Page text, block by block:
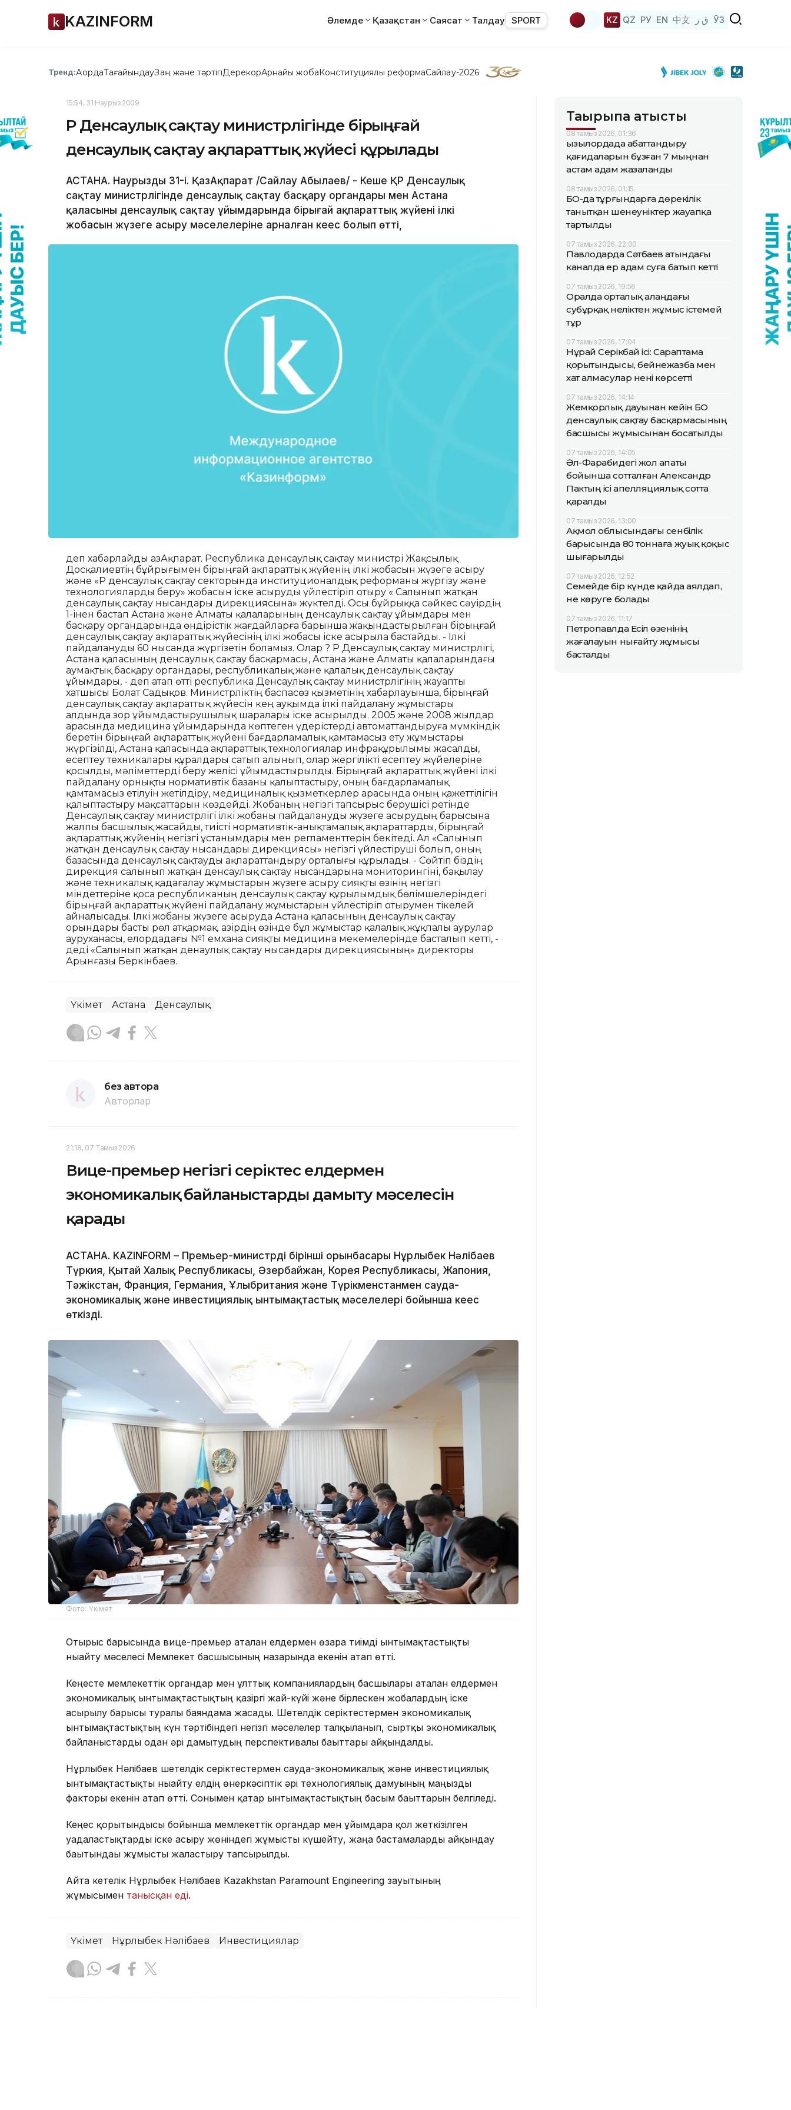
KAZINFORM Әлемде Қазақстан Саясат Талдау SPORT KZ QZ РУ EN 中文 ق ز ЎЗ
Тренд:АқордаТағайындауЗаң және тәртіпДерекқорАрнайы жобаКонституциялық реформаСайлау-2026
15:54, 31 Наурыз 2009
ҚР Денсаулық сақтау министрлігінде бірыңғай
денсаулық сақтау ақпараттық жүйесі құрылады
АСТАНА. Наурыздың 31-і. ҚазАқпарат /Сайлау Абылаев/ - Кеше ҚР Денсаулық
сақтау министрлігінде денсаулық сақтау басқару органдары мен Астана
қаласының денсаулық сақтау ұйымдарында бірыңғай ақпараттық жүйенің ілкі
жобасын жүзеге асыру мәселелеріне арналған кеңес болып өтті,
деп хабарлайды ҚазАқпарат. Республика денсаулық сақтау министрі Жақсылық
Досқалиевтің бұйрығымен бірыңғай ақпараттық жүйенің ілкі жобасын жүзеге асыру
және «ҚР денсаулық сақтау секторында институционалдық реформаны жүргізу және
технологияларды беру» жобасын іске асыруды үйлестіріп отыру « Салынып жатқан
денсаулық сақтау нысандары дирекциясына» жүктелді. Осы бұйрыққа сәйкес сәуірдің
1-інен бастап Астана және Алматы қалаларының денсаулық сақтау ұйымдары мен
басқару органдарында өндірістік жағдайларға барынша жақындастырылған бірыңғай
денсаулық сақтау ақпараттық жүйесінің ілкі жобасы іске асырыла бастайды. - Ілкі
пайдалануды 60 нысанда жүргізетін боламыз. Олар ? ҚР Денсаулық сақтау министрлігі,
Астана қаласының денсаулық сақтау басқармасы, Астана және Алматы қалаларындағы
аумақтық басқару органдары, республикалық және қалалық денсаулық сақтау
ұйымдары, - деп атап өтті республика Денсаулық сақтау министрлігінің жауапты
хатшысы Болат Садықов. Министрліктің баспасөз қызметінің хабарлауынша, бірыңғай
денсаулық сақтау ақпараттық жүйесін кең ауқымда ілкі пайдалану жұмыстары
алдында зор ұйымдастырушылық шаралары іске асырылды. 2005 және 2008 жылдар
арасында медицина ұйымдарында көптеген үдерістерді автоматтандыруға мүмкіндік
беретін бірыңғай ақпараттық жүйені бағдарламалық қамтамасыз ету жұмыстары
жүргізілді, Астана қаласында ақпараттық технологиялар инфрақұрылымы жасалды,
есептеу техникалары құралдары сатып алынып, олар жергілікті есептеу жүйелеріне
қосылды, мәліметтерді беру желісі ұйымдастырылды. Бірыңғай ақпараттық жүйені ілкі
пайдалану орнықты нормативтік базаны қалыптастыру, оның бағдарламалық
қамтамасыз етілуін жетілдіру, медициналық қызметкерлер арасында оның қажеттілігін
қалыптастыру мақсаттарын көздейді. Жобаның негізгі тапсырыс берушісі ретінде
Денсаулық сақтау министрлігі ілкі жобаны пайдалануды жүзеге асырудың барысына
жалпы басшылық жасайды, тиісті нормативтік-анықтамалық ақпараттарды, бірыңғай
ақпараттық жүйенің негізгі ұстанымдары мен регламенттерін бекітеді. Ал «Салынып
жатқан денсаулық сақтау нысандары дирекциясы» негізгі үйлестіруші болып, оның
базасында денсаулық сақтауды ақпараттандыру орталығы құрылады. - Сөйтіп біздің
дирекция салынып жатқан денсаулық сақтау нысандарына мониторингіні, бақылау
және техникалық қадағалау жұмыстарын жүзеге асыру сияқты өзінің негізгі
міндеттеріне қоса республиканың денсаулық сақтау құрылымдық бөлімшелеріндегі
бірыңғай ақпараттық жүйені пайдалану жұмыстарын үйлестіріп отырумен тікелей
айналысады. Ілкі жобаны жүзеге асыруда Астана қаласының денсаулық сақтау
орындары басты рөл атқармақ. Қазірдің өзінде бұл жұмыстар қалалық жұқпалы аурулар
ауруханасы, елордадағы №1 емхана сияқты медицина мекемелерінде басталып кетті, -
деді «Салынып жатқан денаулық сақтау нысандары дирекциясының» директоры
Арынғазы Беркінбаев.
Үкімет Астана Денсаулық
без автора
Авторлар
21:18, 07 Тамыз 2026
Вице-премьер негізгі серіктес елдермен
экономикалық байланыстарды дамыту мәселесін
қарады
АСТАНА. KAZINFORM – Премьер-министрдің бірінші орынбасары Нұрлыбек Нәлібаев
Түркия, Қытай Халық Республикасы, Әзербайжан, Корея Республикасы, Жапония,
Тәжікстан, Франция, Германия, Ұлыбритания және Түрікменстанмен сауда-
экономикалық және инвестициялық ынтымақтастық мәселелері бойынша кеңес
өткізді.
Фото: Үкімет
Отырыс барысында вице-премьер аталған елдермен өзара тиімді ынтымақтастықты
нығайту мәселесі Мемлекет басшысының назарында екенін атап өтті.
Кеңесте мемлекеттік органдар мен ұлттық компаниялардың басшылары аталған елдермен
экономикалық ынтымақтастықтың қазіргі жай-күйі және бірлескен жобалардың іске
асырылу барысы туралы баяндама жасады. Шетелдік серіктестермен экономикалық
ынтымақтастықтың күн тәртібіндегі негізгі мәселелер талқыланып, сыртқы экономикалық
байланыстарды одан әрі дамытудың перспективалы бағыттары айқындалды.
Нұрлыбек Нәлібаев шетелдік серіктестермен сауда-экономикалық және инвестициялық
ынтымақтастықты нығайту елдің өнеркәсіптік әрі технологиялық дамуының маңызды
факторы екенін атап өтті. Сонымен қатар ынтымақтастықтың басым бағыттарын белгіледі.
Кеңес қорытындысы бойынша мемлекеттік органдар мен ұйымдарға қол жеткізілген
уағдаластықтарды іске асыру жөніндегі жұмысты күшейту, жаңа бастамаларды айқындау
бағытындағы жұмысты жалғастыру тапсырылды.
Айта кетелік Нұрлыбек Нәлібаев Kazakhstan Paramount Engineering зауытының
жұмысымен танысқан еді.
Үкімет Нұрлыбек Нәлібаев Инвестициялар
Тақырыпқа қатысты
08 тамыз 2026, 01:36
Қызылордада абаттандыру
қағидаларын бұзған 7 мыңнан
астам адам жазаланды
08 тамыз 2026, 01:15
БҚО-да тұрғындарға дөрекілік
танытқан шенеуніктер жауапқа
тартылды
07 тамыз 2026, 22:00
Павлодарда Сәтбаев атындағы
каналда ер адам суға батып кетті
07 тамыз 2026, 19:56
Оралда орталық алаңдағы
субұрқақ неліктен жұмыс істемей
тұр
07 тамыз 2026, 17:04
Нұрай Серікбай ісі: Сараптама
қорытындысы, бейнежазба мен
хат алмасулар нені көрсетті
07 тамыз 2026, 14:14
Жемқорлық дауынан кейін БҚО
денсаулық сақтау басқармасының
басшысы жұмысынан босатылды
07 тамыз 2026, 14:05
Әл-Фарабидегі жол апаты
бойынша сотталған Александр
Пактың ісі апелляциялық сотта
қаралды
07 тамыз 2026, 13:00
Ақмол облысындағы сенбілік
барысында 80 тоннаға жуық қоқыс
шығарылды
07 тамыз 2026, 12:52
Семейде бір күнде қайда аялдап,
не көруге болады
07 тамыз 2026, 11:17
Петропавлда Есіл өзенінің
жағалауын нығайту жұмысы
басталды